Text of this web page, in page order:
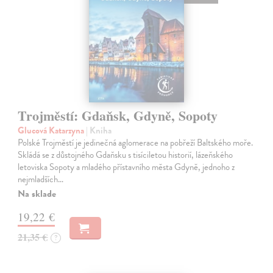
Trojměstí: Gdaňsk, Gdyně, Sopoty
Glucová Katarzyna| Kniha
Polské Trojměstí je jedinečná aglomerace na pobřeží Baltského moře.
Skládá se z důstojného Gdaňsku s tisíciletou historií, lázeňského
letoviska Sopoty a mladého přístavního města Gdyně, jednoho z
nejmladších…
Na sklade
19,22 €
21,35 € ?